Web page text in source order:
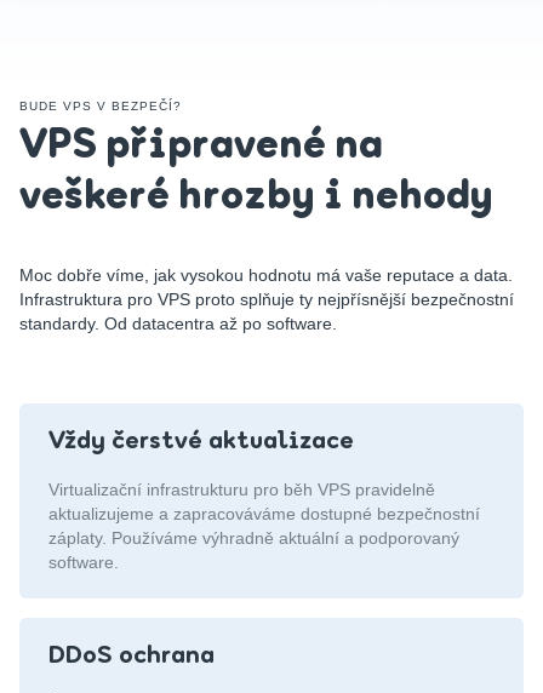
BUDE VPS V BEZPEČÍ?
VPS připravené na
veškeré hrozby i nehody
Moc dobře víme, jak vysokou hodnotu má vaše reputace a data.
Infrastruktura pro VPS proto splňuje ty nejpřísnější bezpečnostní
standardy. Od datacentra až po software.
Vždy čerstvé aktualizace
Virtualizační infrastrukturu pro běh VPS pravidelně
aktualizujeme a zapracováváme dostupné bezpečnostní
záplaty. Používáme výhradně aktuální a podporovaný
software.
DDoS ochrana